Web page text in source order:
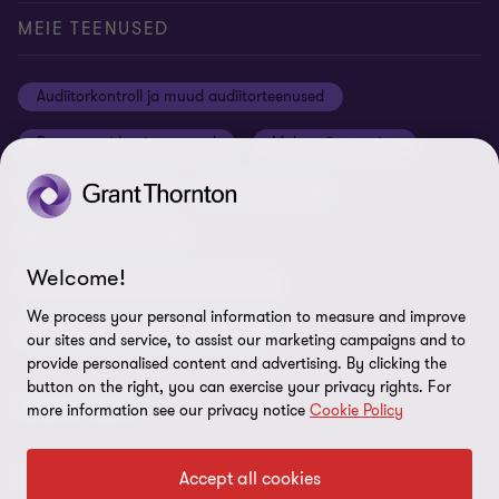
Grant Thornton Baltic Leedus
Meie uudised
Karjäär
Uudiskirjaga liitumine
Privaatsus
Ettevõtte rekvisiidid
ISO 27001:2022 sertifikaat
Küpsiste eelistused
MEIE TEENUSED
Audiitorkontroll ja muud audiitorteenused
Raamatupidamisteenused Maksunõustamine
Õigusnõustamine Ärinõustamine
Riskijuhtimisteenused ja siseaudit
Personaliteenused ja värbamine
LEIDKE MEID!
Welcome!
We process your personal information to measure and improve
our sites and service, to assist our marketing campaigns and to
provide personalised content and advertising. By clicking the
button on the right, you can exercise your privacy rights. For
more information see our privacy notice Cookie Policy
Accept all cookies